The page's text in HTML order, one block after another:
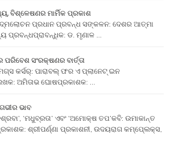
ବିଶ୍ଳେଷଣର ମାର୍ମିକ ପ୍ରକାଶ
ପ୍ରଧାନ ପ୍ରବନ୍ଧ ସଙ୍କଳନ: ଦେଶର ଆତ୍ମା
ପ୍ରବନ୍ଧପ୍ରାବନ୍ଧିକ: ଡ. ମୃଣାଳ …
ସଂରକ୍ଷଣର ବାର୍ତ୍ତା
କର୍ସର୍: ପାରାବଲ୍ ଫର ଏ ପ୍ଲାନେଟ୍ ଇନ
ଅମିତାଭ ଘୋଷପ୍ରକାଶକ: …
ଭାବ
‘ମଧୁବ୍ରତା’ ଏବଂ ‘ଅମୋକ୍ଷ ତପ’କବି: ଉମାକାନ୍ତ
ଶ୍ରୀପର୍ଣ୍ଣା ପ୍ରକାଶନୀ, ଉଦୟରାଗ କମ୍ପେ୍ଲକ୍ସ,